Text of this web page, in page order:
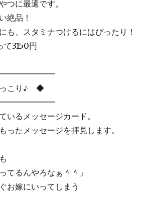
に最適です。
絶品！
、スタミナつけるにはぴったり！
3150円
っこり♪ ◆
るメッセージカード。
たメッセージを拝見します。
やろなぁ＾＾」
嫁にいってしまう